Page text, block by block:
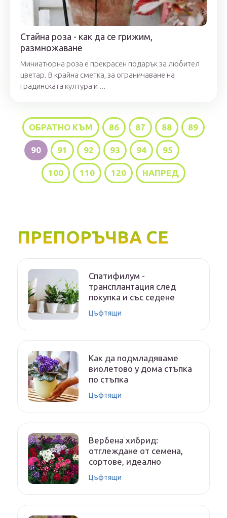
Стайна роза - как да се грижим,
размножаване
Миниатюрна роза е прекрасен подарък за любител
цветар. В крайна сметка, за ограничаване на
градинската култура и ...
ОБРАТНО КЪМ 86 87 88 89
90 91 92 93 94 95
100 110 120 НАПРЕД
ПРЕПОРЪЧВА СЕ
Спатифилум -
трансплантация след
покупка и със седене
Цъфтящи
Как да подмладяваме
виолетово у дома стъпка
по стъпка
Цъфтящи
Вербена хибрид:
отглеждане от семена,
сортове, идеално
Цъфтящи